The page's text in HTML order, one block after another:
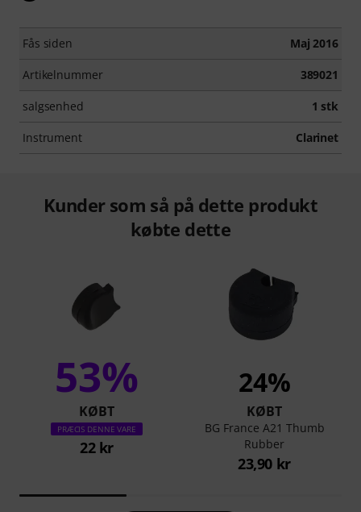
Fås siden Maj 2016
Artikelnummer 389021
salgsenhed 1 stk
Instrument Clarinet
Kunder som så på dette produkt
købte dette
53%
KØBT
PRÆCIS DENNE VARE
22 kr
24%
KØBT
BG France A21 Thumb
Rubber
23,90 kr